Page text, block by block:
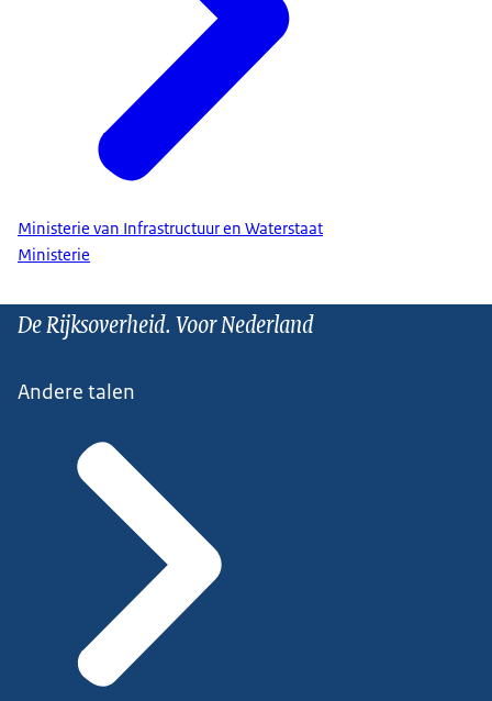
Ministerie van Infrastructuur en Waterstaat
Ministerie
De Rijksoverheid. Voor Nederland
Andere talen